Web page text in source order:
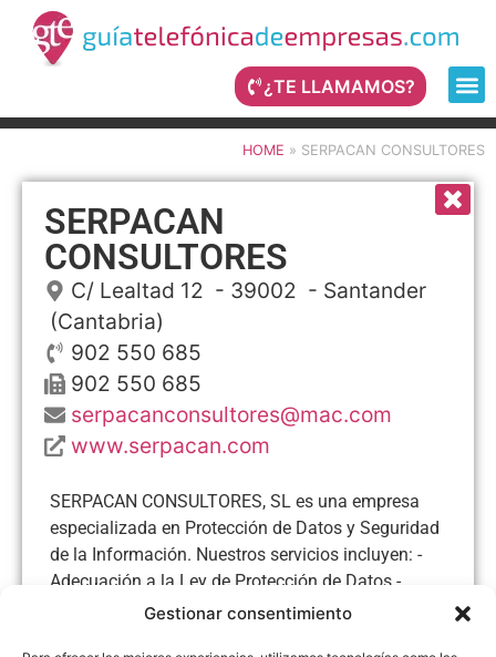
Gestionar consentimiento
¿TE LLAMAMOS?
HOME » SERPACAN CONSULTORES
SERPACAN
CONSULTORES
C/ Lealtad 12 - 39002 - Santander
(Cantabria)
902 550 685
902 550 685
serpacanconsultores@mac.com
www.serpacan.com
SERPACAN CONSULTORES, SL es una empresa
especializada en Protección de Datos y Seguridad
de la Información. Nuestros servicios incluyen: -
Adecuación a la Ley de Protección de Datos -
LSSICE - SGSI